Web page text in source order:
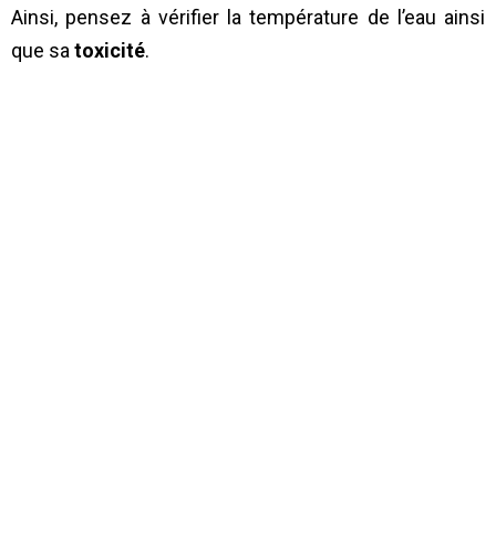
Ainsi, pensez à vérifier la température de l’eau ainsi
que sa toxicité.